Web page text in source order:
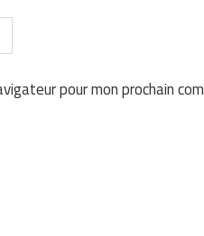
pour mon prochain